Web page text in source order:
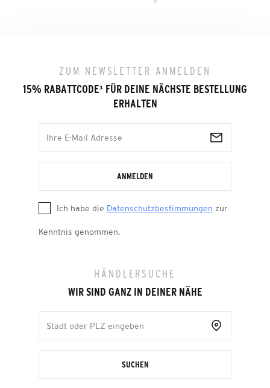
ZUM NEWSLETTER ANMELDEN
15% RABATTCODE¹ FÜR DEINE NÄCHSTE BESTELLUNG
ERHALTEN
ANMELDEN
Ich habe die Datenschutzbestimmungen zur
Kenntnis genommen.
HÄNDLERSUCHE
WIR SIND GANZ IN DEINER NÄHE
SUCHEN